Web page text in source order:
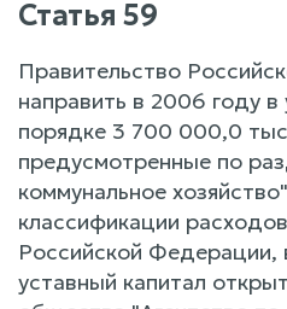
Статья 59
Правительство
направить в 2006 году
порядке 3 700 000,0
предусмотренные по
коммунальное
классификации
Российской Федерации,
уставный капитал